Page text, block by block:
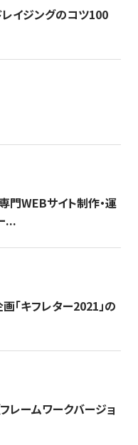
レイジングのコツ100
専門WEBサイト制作・運
...
「キフレター2021」の
レームワークバージョ